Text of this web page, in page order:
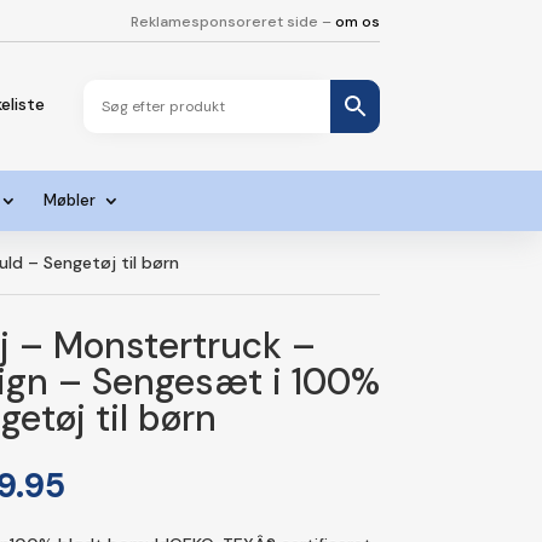
Reklamesponsoreret side –om os
Møbler
– Sengetøj til børn
– Monstertruck –
– Sengesæt i 100%
til børn
Den